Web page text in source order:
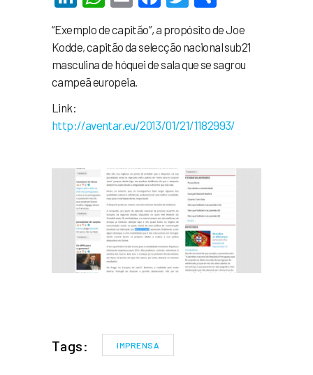
“Exemplo de capitão”, a propósito de Joe
Kodde, capitão da selecção nacional sub21
masculina de hóquei de sala que se sagrou
campeã europeia.
Link:
http://aventar.eu/2013/01/21/1182993/
Tags: IMPRENSA